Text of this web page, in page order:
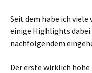
Seit dem habe ich
einige Highlights
nachfolgendem
Der erste wirklich hohe